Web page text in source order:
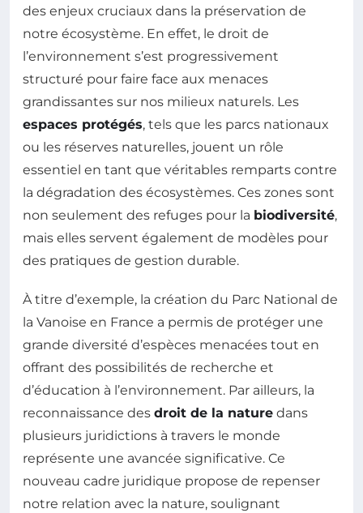
des enjeux cruciaux dans la préservation de
notre écosystème. En effet, le droit de
l’environnement s’est progressivement
structuré pour faire face aux menaces
grandissantes sur nos milieux naturels. Les
espaces protégés, tels que les parcs nationaux
ou les réserves naturelles, jouent un rôle
essentiel en tant que véritables remparts contre
la dégradation des écosystèmes. Ces zones sont
non seulement des refuges pour la biodiversité,
mais elles servent également de modèles pour
des pratiques de gestion durable.
À titre d’exemple, la création du Parc National de
la Vanoise en France a permis de protéger une
grande diversité d’espèces menacées tout en
offrant des possibilités de recherche et
d’éducation à l’environnement. Par ailleurs, la
reconnaissance des droit de la nature dans
plusieurs juridictions à travers le monde
représente une avancée significative. Ce
nouveau cadre juridique propose de repenser
notre relation avec la nature, soulignant